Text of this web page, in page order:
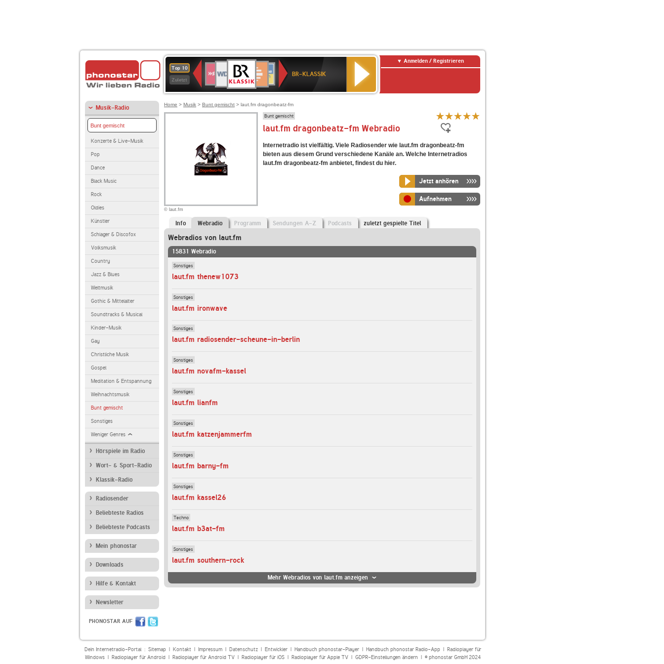
Top 10
Zuletzt
Deutschlandfunk
80er
90er
OLDIE
ANTENNE
4
BR-
KLASSIK
Deutschlandfunk
Kultur
ANTENNE
BAYERN
SWR
Kultur
NDR
2
BR-KLASSIK
Anmelden / Registrieren
Musik-Radio
Bunt gemischt
Konzerte & Live-Musik
Pop
Dance
Black Music
Rock
Oldies
Künstler
Schlager & Discofox
Volksmusik
Country
Jazz & Blues
Weltmusik
Gothic & Mittelalter
Soundtracks & Musical
Kinder-Musik
Gay
Christliche Musik
Gospel
Meditation & Entspannung
Weihnachtsmusik
Bunt gemischt
Sonstiges
Weniger Genres
Hörspiele im Radio
Wort- & Sport-Radio
Klassik-Radio
Radiosender
Beliebteste Radios
Beliebteste Podcasts
Mein phonostar
Downloads
Hilfe & Kontakt
Newsletter
PHONOSTAR AUF
Home > Musik > Bunt gemischt > laut.fm dragonbeatz-fm
© laut.fm
Bunt gemischt
laut.fm dragonbeatz-fm Webradio
Internetradio ist vielfältig. Viele Radiosender wie laut.fm dragonbeatz-fm
bieten aus diesem Grund verschiedene Kanäle an. Welche Internetradios
laut.fm dragonbeatz-fm anbietet, findest du hier.
Jetzt anhören
Aufnehmen
Info Webradio Programm Sendungen A-Z Podcasts zuletzt gespielte Titel
Webradios von laut.fm
15831 Webradio
Sonstiges
laut.fm thenew1073
Sonstiges
laut.fm ironwave
Sonstiges
laut.fm radiosender-scheune-in-berlin
Sonstiges
laut.fm novafm-kassel
Sonstiges
laut.fm lianfm
Sonstiges
laut.fm katzenjammerfm
Sonstiges
laut.fm barny-fm
Sonstiges
laut.fm kassel26
Techno
laut.fm b3at-fm
Sonstiges
laut.fm southern-rock
Mehr Webradios von laut.fm anzeigen
Dein Internetradio-Portal : Sitemap| Kontakt| Impressum| Datenschutz| Entwickler| Handbuch phonostar-Player| Handbuch phonostar Radio-App| Radioplayer für
Windows| Radioplayer für Android| Radioplayer für Android TV| Radioplayer für iOS| Radioplayer für Apple TV| GDPR-Einstellungen ändern | © phonostar GmbH 2024